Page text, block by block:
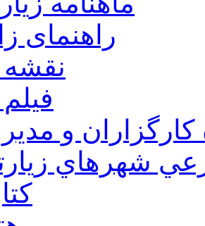
راهنمای
نقشه
كارگزاران و
شهرهاي